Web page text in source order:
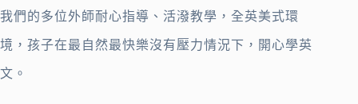
我們的多位外師耐心指導、活潑教學，全英美式環
境，孩子在最自然最快樂沒有壓力情況下，開心學英
文。